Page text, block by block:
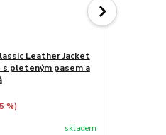
Leather Jacket
s pleteným pasem a
%)
skladem